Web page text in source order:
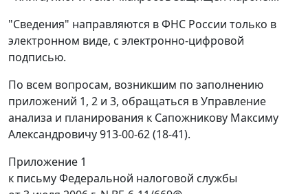
"Сведения" направляются в ФНС России только в
электронном виде, с электронно-цифровой
подписью.
По всем вопросам, возникшим по заполнению
приложений 1, 2 и 3, обращаться в Управление
анализа и планирования к Сапожникову Максиму
Александровичу 913-00-62 (18-41).
Приложение 1
к письму Федеральной налоговой службы